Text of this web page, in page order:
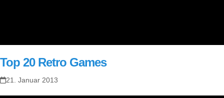
Top 20 Retro Games
21. Januar 2013